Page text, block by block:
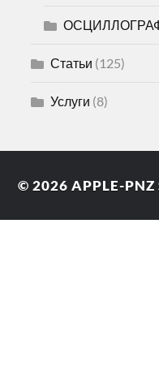
Статьи (125)
Услуги (8)
© 2026APPLE-PNZ